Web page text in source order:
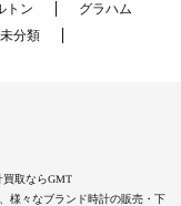
トン
グラハム
未分類
買取ならGMT
様々なブランド時計の販売・下